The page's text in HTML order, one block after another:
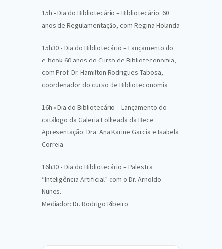
15h • Dia do Bibliotecário – Bibliotecário: 60
anos de Regulamentação, com Regina Holanda
15h30 • Dia do Bibliotecário – Lançamento do
e-book 60 anos do Curso de Biblioteconomia,
com Prof. Dr. Hamilton Rodrigues Tabosa,
coordenador do curso de Biblioteconomia
16h • Dia do Bibliotecário – Lançamento do
catálogo da Galeria Folheada da Bece
Apresentação: Dra. Ana Karine Garcia e Isabela
Correia
16h30 • Dia do Bibliotecário – Palestra
“Inteligência Artificial” com o Dr. Arnoldo
Nunes.
Mediador: Dr. Rodrigo Ribeiro